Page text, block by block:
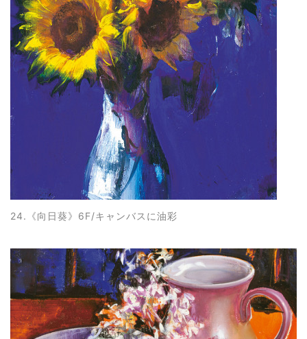
24.《向日葵》6F/キャンバスに油彩